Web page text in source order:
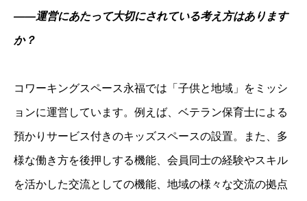
――運営にあたって大切にされている考え方はあります
か？
コワーキングスペース永福では「子供と地域」をミッシ
ョンに運営しています。例えば、ベテラン保育士による
預かりサービス付きのキッズスペースの設置。また、多
様な働き方を後押しする機能、会員同士の経験やスキル
を活かした交流としての機能、地域の様々な交流の拠点